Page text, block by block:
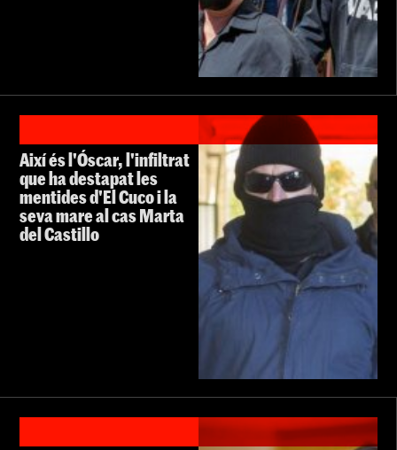
Així és l'Óscar, l'infiltrat
que ha destapat les
mentides d'El Cuco i la
seva mare al cas Marta
del Castillo